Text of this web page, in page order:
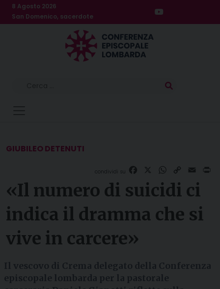
Skip8 Agosto 2026
San Domenico, sacerdote
GIUBILEO DETENUTI
FacebookWhatsApp
CopyEmail
«Il numero di suicidi ci
indica il dramma che si
vive in carcere»